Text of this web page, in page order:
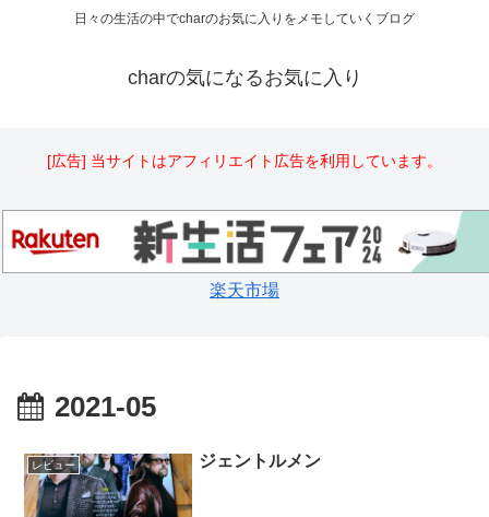
日々の生活の中でcharのお気に入りをメモしていくブログ
charの気になるお気に入り
[広告] 当サイトはアフィリエイト広告を利用しています。
楽天市場
2021-05
レビュー ジェントルメン